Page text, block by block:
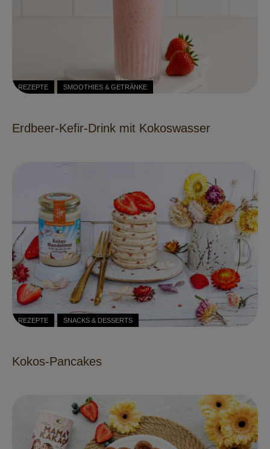
REZEPTE SMOOTHIES & GETRÄNKE
Erdbeer-Kefir-Drink mit Kokoswasser
REZEPTE SNACKS & DESSERTS
Kokos-Pancakes